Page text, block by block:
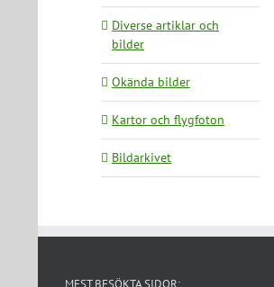
Diverse artiklar och
bilder
Okända bilder
Kartor och flygfoton
Bildarkivet
MEST BESÖKTA SIDOR: